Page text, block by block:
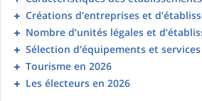
Créations d’entreprises et
Nombre d’unités légales et
Sélection d'équipements et
Tourisme en 2026
Les électeurs en 2026